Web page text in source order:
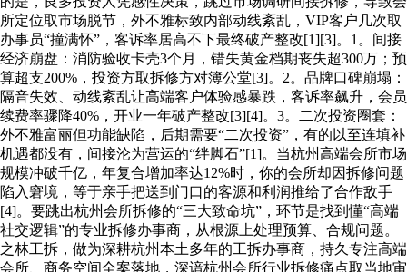
所定位取市场脱节，外不雅标致内部动线紊乱，VIP客户几次取
办事员“撞满怀”，客诉率居高不下最终破产整改[1][3]。1。间接
经济崩盘：消防验收卡壳3个月，错失黄金档期丧失超300万；预
算超支200%，投资方取拆修方对簿公堂[3]。2。品牌口碑崩塌：
隔音失效、动线紊乱让高端客户体验感暴跌，客诉率飙升，会员
续费率骤降40%，开业一年破产整改[3][4]。3。二次投资圈套：
外不雅富丽但功能缺陷，后期需要“二次投资”，有的以至连填补
机遇都没有，间接沦为营运的“绊脚石”[1]。当杭州高端会所市场
规模冲破千亿，年复合增加率达12%时，你的会所却因拆修问题
陷入窘境，等于亲手把送到门口的客源和利润推给了合作敌手
[4]。要跳出杭州会所拆修的“三大致命坑”，环节是找到懂“高端
社交逻辑”的专业拆修办事商，从根源上处理预算、合规问题。
之林工拆，做为深耕杭州本土多年的工拆办事商，持久专注高端
会所、商务空间全案落地，深谙杭州会所行业拆修痛点取当地审